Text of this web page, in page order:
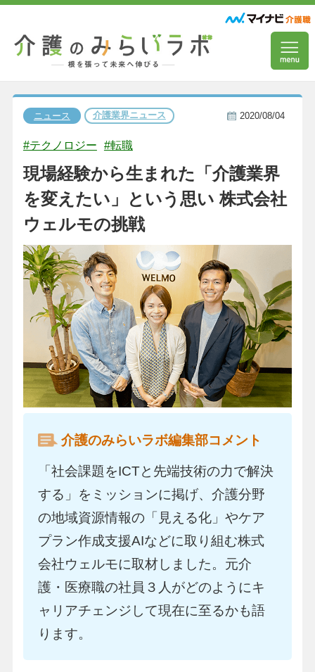
ニュース 介護業界ニュース 2020/08/04
#テクノロジー #転職
現場経験から生まれた「介護業界
を変えたい」という思い 株式会社
ウェルモの挑戦
介護のみらいラボ編集部コメント
「社会課題をICTと先端技術の力で解決
する」をミッションに掲げ、介護分野
の地域資源情報の「見える化」やケア
プラン作成支援AIなどに取り組む株式
会社ウェルモに取材しました。元介
護・医療職の社員３人がどのようにキ
ャリアチェンジして現在に至るかも語
ります。